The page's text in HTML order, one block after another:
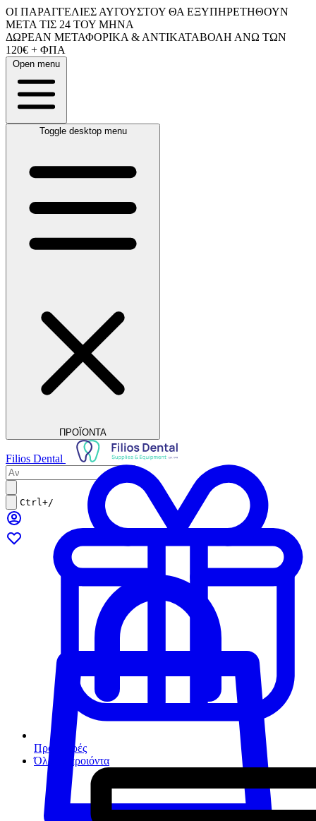
ΟΙ ΠΑΡΑΓΓΕΛΙΕΣ ΑΥΓΟΥΣΤΟΥ ΘΑ ΕΞΥΠΗΡΕΤΗΘΟΥΝ
ΜΕΤΑ ΤΙΣ 24 ΤΟΥ ΜΗΝΑ
ΔΩΡΕΑΝ ΜΕΤΑΦΟΡΙΚΑ & ΑΝΤΙΚΑΤΑΒΟΛΗ ΑΝΩ ΤΩΝ
120€ + ΦΠΑ
Open menu
Toggle desktop menu
ΠΡΟΪΟΝΤΑ
Προσφορές
Όλα τα προιόντα
Filios Dental
Ctrl+/